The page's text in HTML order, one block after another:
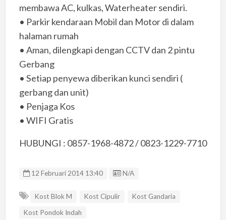
membawa AC, kulkas, Waterheater sendiri.
• Parkir kendaraan Mobil dan Motor di dalam
halaman rumah
• Aman, dilengkapi dengan CCTV dan 2 pintu
Gerbang
• Setiap penyewa diberikan kunci sendiri (
gerbang dan unit)
• Penjaga Kos
• WIFI Gratis
HUBUNGI : 0857-1968-4872 / 0823-1229-7710
12 Februari 2014 13:40 Listing ID
N/A
Kost Blok M Kost Cipulir
Kost Gandaria
Kost Pondok Indah